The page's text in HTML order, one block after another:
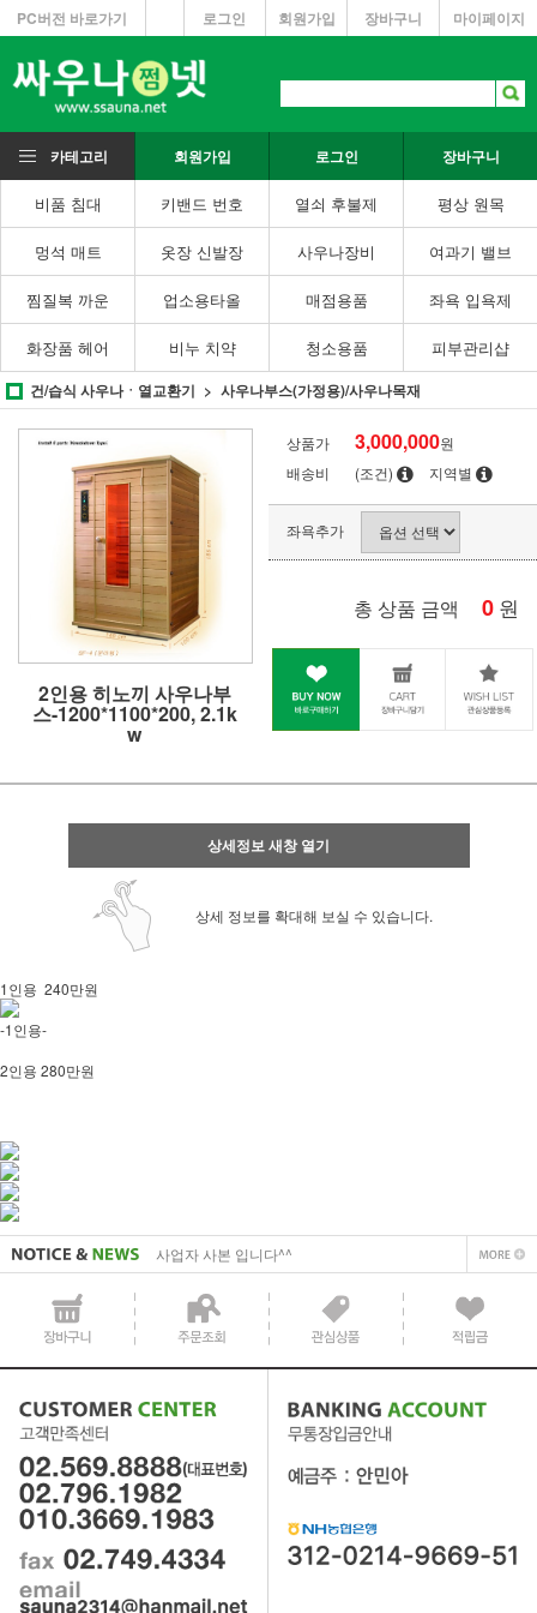
PC버전 바로가기 마이페이지
장바구니
회원가입
로그인
카테고리 회원가입 로그인 장바구니
비품 침대 키밴드 번호 열쇠 후불제 평상 원목
멍석 매트 옷장 신발장 사우나장비 여과기 밸브
찜질복 까운 업소용타올 매점용품 좌욕 입욕제
화장품 헤어 비누 치약 청소용품 피부관리샵
건/습식 사우나ㆍ열교환기 사우나부스(가정용)/사우나목재
2인용 히노끼 사우나부
스-1200*1100*200, 2.1k
w
상품가 3,000,000원
배송비
(조건) 지역별
좌욕추가
총 상품 금액 0 원
상세정보 새창 열기
상세 정보를 확대해 보실 수 있습니다.
1인용 240만원
-1인용-
2인용 280만원
사업자 사본 입니다^^
통장 사본 입니다 ^^